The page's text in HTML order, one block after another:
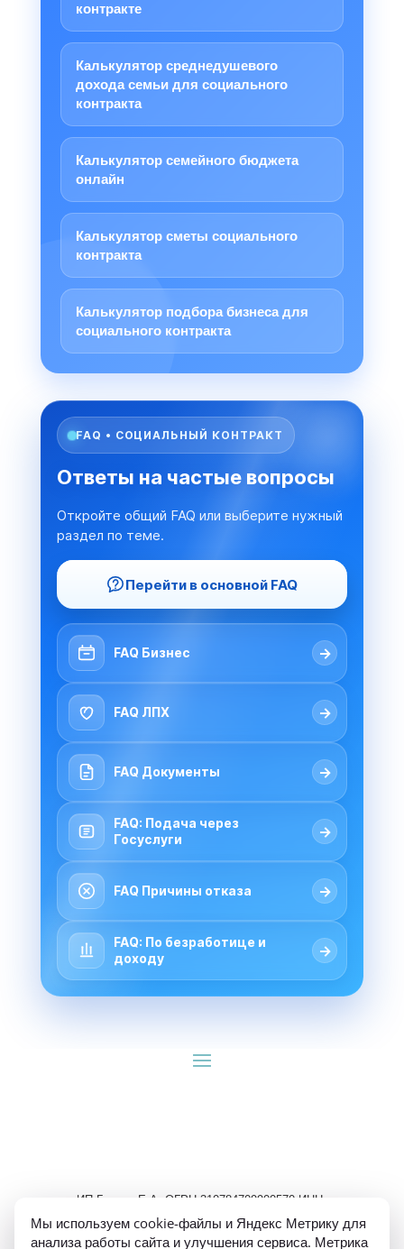
контракте
Калькулятор среднедушевого
дохода семьи для социального
контракта
Калькулятор семейного бюджета
онлайн
Калькулятор сметы социального
контракта
Калькулятор подбора бизнеса для
социального контракта
FAQ • СОЦИАЛЬНЫЙ КОНТРАКТ
Ответы на частые вопросы
Откройте общий FAQ или выберите нужный
раздел по теме.
Перейти в основной FAQ
FAQ Бизнес →
FAQ ЛПХ →
FAQ Документы →
FAQ: Подача через
Госуслуги
→
FAQ Причины отказа →
FAQ: По безработице и
доходу
→
ИП Гуляев Е.А. ОГРН 310784709900570 ИНН
Мы используем cookie-файлы и Яндекс Метрику для
анализа работы сайта и улучшения сервиса. Метрика